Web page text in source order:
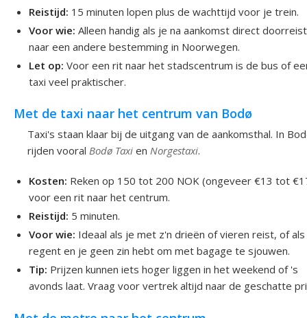
Reistijd: 15 minuten lopen plus de wachttijd voor je trein.
Voor wie: Alleen handig als je na aankomst direct doorreist
naar een andere bestemming in Noorwegen.
Let op: Voor een rit naar het stadscentrum is de bus of
taxi veel praktischer.
Met de taxi naar het centrum van Bodø
Taxi's staan klaar bij de uitgang van de aankomsthal. In
rijden vooral Bodø Taxi en Norgestaxi.
Kosten: Reken op 150 tot 200 NOK (ongeveer €13 tot
voor een rit naar het centrum.
Reistijd: 5 minuten.
Voor wie: Ideaal als je met z'n drieën of vieren reist, of
regent en je geen zin hebt om met bagage te sjouwen.
Tip: Prijzen kunnen iets hoger liggen in het weekend of 's
avonds laat. Vraag voor vertrek altijd naar de geschatte